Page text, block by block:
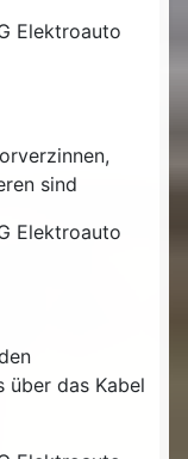
sind
über das Kabel